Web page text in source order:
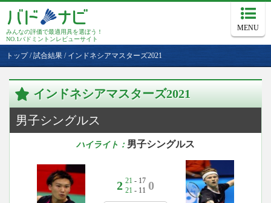
みんなの評価で最適用具を選ぼう！
NO.1バドミントンレビューサイト
MENU
トップ/試合結果 / インドネシアマスターズ2021
インドネシアマスターズ2021
男子シングルス
ハイライト： 男子シングルス
2 21 - 17
21 - 11 0